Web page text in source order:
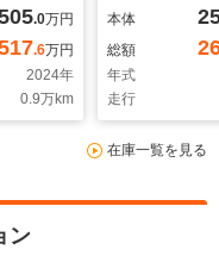
ト.0万円
.6万円
2024年
0.9万km
本体
総額
年式
走行
在庫一覧を見る
ン